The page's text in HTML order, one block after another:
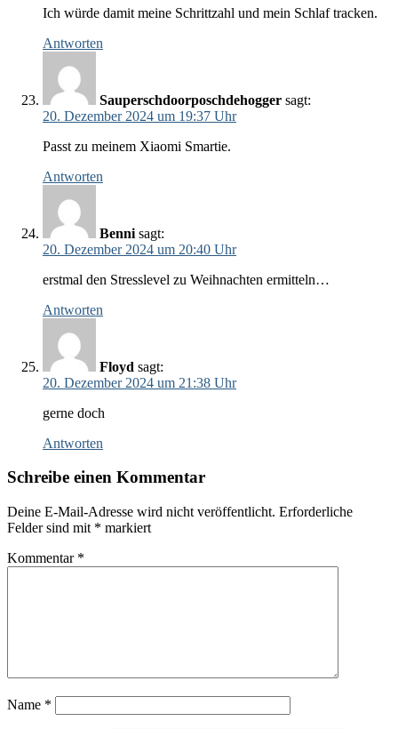
Ich würde damit meine Schrittzahl und mein Schlaf tracken.
Antworten
Sauperschdoorposchdehogger sagt:
20. Dezember 2024 um 19:37 Uhr
Passt zu meinem Xiaomi Smartie.
Antworten
Benni sagt:
20. Dezember 2024 um 20:40 Uhr
erstmal den Stresslevel zu Weihnachten ermitteln…
Antworten
Floyd sagt:
20. Dezember 2024 um 21:38 Uhr
gerne doch
Antworten
Schreibe einen Kommentar
Deine E-Mail-Adresse wird nicht veröffentlicht. Erforderliche
Felder sind mit * markiert
Kommentar *
Name *